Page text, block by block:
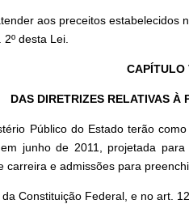
aos preceitos
desta Lei.
CAPÍTULO
DAS DIRETRIZES RELATIVAS À
Público do Estado terão
junho de 2011, projetada
e admissões para
Constituição Federal, e no art.